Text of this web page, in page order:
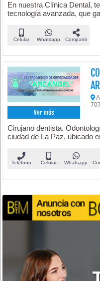
En nuestra Clínica Dental,
tecnología avanzada, que
Celular Whatsapp Compartir
Ver más
Cirujano dentista.
ciudad de La Paz, ubicado
Teléfono Celular Whatsapp